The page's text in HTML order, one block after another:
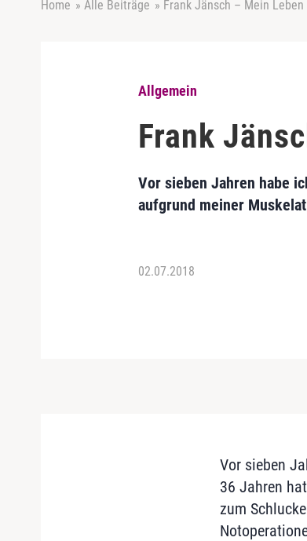
Home » Alle Beiträge » Frank Jänsch – Mein Leben
Allgemein
Frank
Vor sieben Jahren habe
aufgrund meiner
02.07.2018
Vor sieben
36 Jahren
zum